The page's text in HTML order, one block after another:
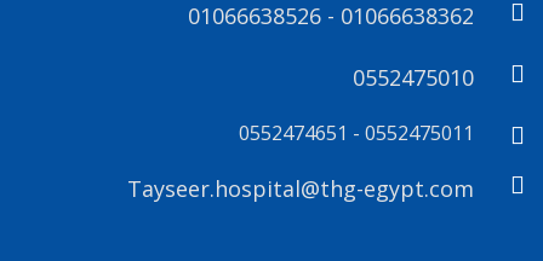
01066638526 - 01066638362
0552475010
0552475011 - 0552474651
Tayseer.hospital@thg-egypt.com